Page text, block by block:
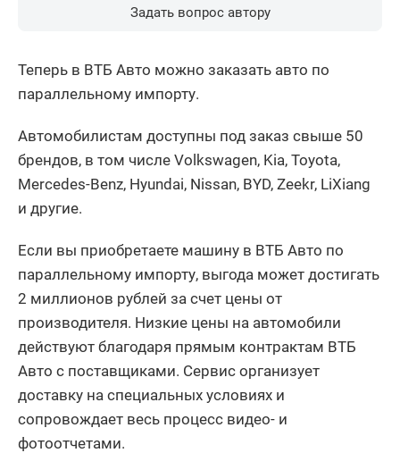
Задать вопрос автору
Теперь в ВТБ Авто можно заказать авто по
параллельному импорту.
Автомобилистам доступны под заказ свыше 50
брендов, в том числе Volkswagen, Kia, Toyota,
Mercedes-Benz, Hyundai, Nissan, BYD, Zeekr, LiXiang
и другие.
Если вы приобретаете машину в ВТБ Авто по
параллельному импорту, выгода может достигать
2 миллионов рублей за счет цены от
производителя. Низкие цены на автомобили
действуют благодаря прямым контрактам ВТБ
Авто с поставщиками. Сервис организует
доставку на специальных условиях и
сопровождает весь процесс видео- и
фотоотчетами.